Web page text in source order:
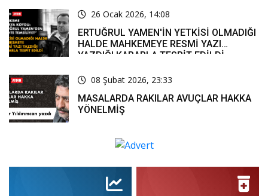
26 Ocak 2026, 14:08
ERTUĞRUL YAMEN'İN YETKİSİ OLMADIĞI
HALDE MAHKEMEYE RESMİ YAZI
YAZDIĞI KARARLA TESPİT EDİLDİ
08 Şubat 2026, 23:33
MASALARDA RAKILAR AVUÇLAR HAKKA
YÖNELMİŞ